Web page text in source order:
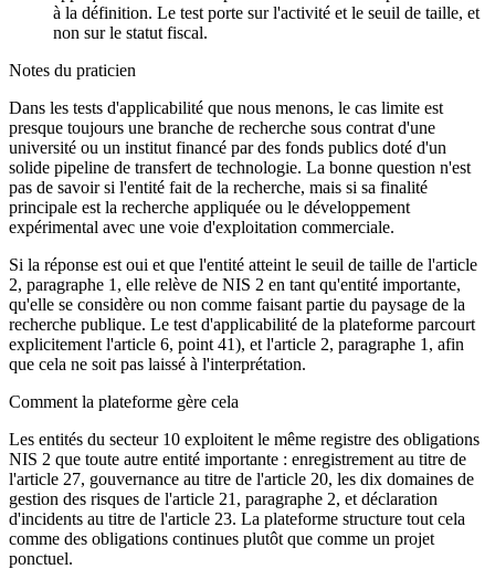
à la définition. Le test porte sur l'activité et le seuil de taille, et
non sur le statut fiscal.
Notes du praticien
Dans les tests d'applicabilité que nous menons, le cas limite est
presque toujours une branche de recherche sous contrat d'une
université ou un institut financé par des fonds publics doté d'un
solide pipeline de transfert de technologie. La bonne question n'est
pas de savoir si l'entité fait de la recherche, mais si sa finalité
principale est la recherche appliquée ou le développement
expérimental avec une voie d'exploitation commerciale.
Si la réponse est oui et que l'entité atteint le seuil de taille de l'article
2, paragraphe 1, elle relève de NIS 2 en tant qu'entité importante,
qu'elle se considère ou non comme faisant partie du paysage de la
recherche publique. Le test d'applicabilité de la plateforme parcourt
explicitement l'article 6, point 41), et l'article 2, paragraphe 1, afin
que cela ne soit pas laissé à l'interprétation.
Comment la plateforme gère cela
Les entités du secteur 10 exploitent le même registre des obligations
NIS 2 que toute autre entité importante : enregistrement au titre de
l'article 27, gouvernance au titre de l'article 20, les dix domaines de
gestion des risques de l'article 21, paragraphe 2, et déclaration
d'incidents au titre de l'article 23. La plateforme structure tout cela
comme des obligations continues plutôt que comme un projet
ponctuel.